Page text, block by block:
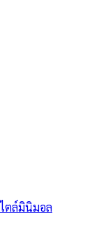
ตล์มินิมอล